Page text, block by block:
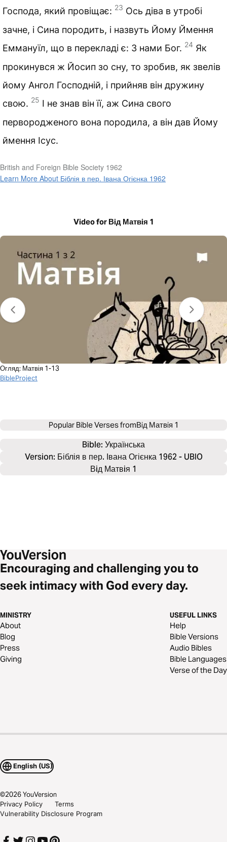
Господа, який провіщає: 23 Ось діва в утробі
зачне, і Сина породить, і назвуть Йому Ймення
Еммануїл, що в перекладі є: З нами Бог. 24 Як
прокинувся ж Йосип зо сну, то зробив, як звелів
йому Ангол Господній, і прийняв він дружину
свою. 25 І не знав він її, аж Сина свого
первородженого вона породила, а він дав Йому
ймення Ісус.
British and Foreign Bible Society 1962
Learn More About Біблія в пер. Івана Огієнка 1962
Video for Вiд Матвiя 1
Огляд: Матвія 1-13
BibleProject
Popular Bible Verses fromВiд Матвiя 1
Bible: Українська
Version: Біблія в пер. Івана Огієнка 1962 - UBIO
Вiд Матвiя 1
Encouraging and challenging you to
seek intimacy with God every day.
MINISTRY
About
Blog
Press
Giving
USEFUL LINKS
Help
Bible Versions
Audio Bibles
Bible Languages
Verse of the Day
English (US)
©2026YouVersion
Privacy Policy
Terms
Vulnerability Disclosure Program